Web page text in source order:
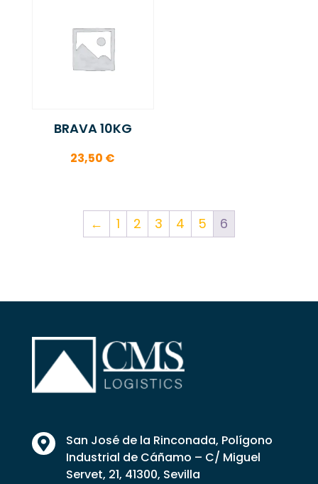
BRAVA 10KG
23,50 €
← 1 2 3 4 5 6

San José de la Rinconada, Polígono
Industrial de Cáñamo – C/ Miguel
Servet, 21, 41300, Sevilla